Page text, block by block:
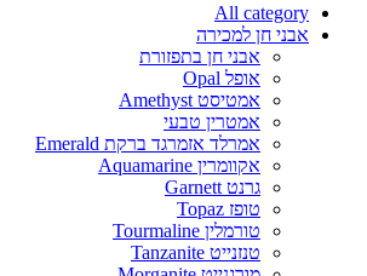
All category
אבני חן למכירה
אבני חן בתפזורת
אופל Opal
אמטיסט Amethyst
אמטרין טבעי
אמרלד אזמרגד ברקת Emerald
אקוומרין Aquamarine
גרנט Garnett
טופז Topaz
טורמלין Tourmaline
טנזנייט Tanzanite